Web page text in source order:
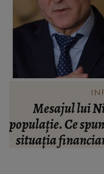
Mesajul lui
populație. Ce
situația